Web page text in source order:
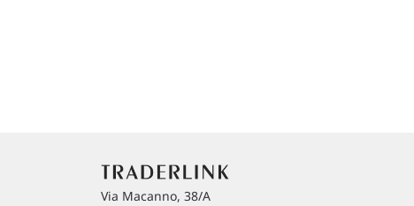
Via Macanno, 38/A